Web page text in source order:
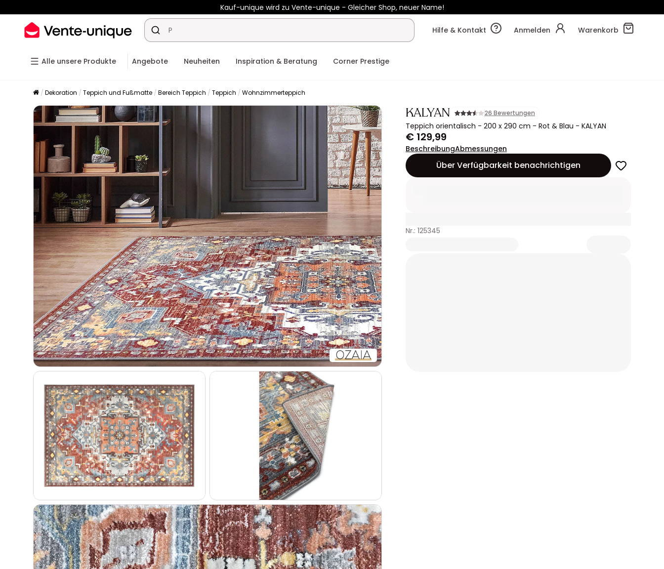
Kauf-unique wird zu Vente-unique - Gleicher Shop, neuer Name!
-10% ab €400 mitHEAT10auf Vente-unique-Produkte Noch:02t
Hilfe & Kontakt
Anmelden Warenkorb
Alle unsere Produkte Angebote Neuheiten Inspiration & Beratung Corner Prestige
Dekoration Teppich und Fußmatte Bereich Teppich Teppich Wohnzimmerteppich
KALYAN 26 Bewertungen
Teppich orientalisch - 200 x 290 cm - Rot & Blau - KALYAN
€ 129,99
BeschreibungAbmessungen
Über Verfügbarkeit benachrichtigen
Nr.: 125345